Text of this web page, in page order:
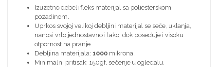
Izuzetno debeli fleks materijal sa poliesterskom
pozadinom.
Uprkos svojoj velikoj debljini materijal se seče, uklanja,
nanosi vrlo jednostavno i lako, dok poseduje i visoku
otpornost na pranje.
Debljina materijala: 1000 mikrona.
Minimalni pritisak: 150gf, sečenje u ogledalu.